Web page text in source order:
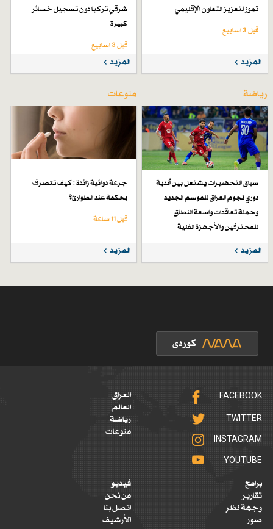
تموز لتعزيز التعاون الإقليمي
قبل 3 اسابیع
المزيد
شرقي تركيا دون تسجيل خسائر
كبيرة
قبل 3 اسابیع
المزيد
رياضة
سباق التحضيرات يشتعل بين أندية
دوري نجوم العراق للموسم الجديد
وحملة تعاقدات واسعة النطاق
للمحترفين والأجهزة الفنية
قبل 4 أيام
المزيد
منوعات
جرعة دوائية زائدة : كيف تتصرف
بحكمة عند الطوارئ؟
قبل 11 ساعة
المزيد
FACEBOOK
TWITTER
INSTAGRAM
YOUTUBE
العراق
العالم
رياضة
منوعات
برامج
تقارير
وجهة نظر
صور
فيديو
من نحن
اتصل بنا
الأرشيف